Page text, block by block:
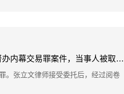
张立文律师办理的证监会移送公安部督办内幕交易罪案件，当事人被取保候审予以释放
。张立文律师接受委托后，经过阅卷